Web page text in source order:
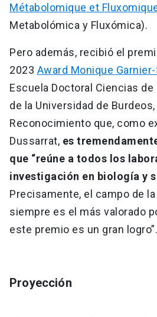
Métabolomique et
Metabolómica y Fluxómica).
Pero además, recibió el
2023 Award Monique
Escuela Doctoral Ciencias de
de la Universidad de Burdeos,
Reconocimiento que, como
Dussarrat, es
que “reúne a todos los
investigación en biología y
Precisamente, el campo de
siempre es el más valorado
este premio es un gran logro”.
Proyección